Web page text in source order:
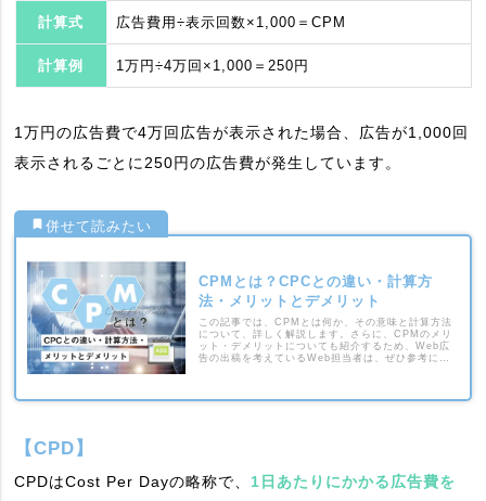
計算式 広告費用÷表示回数×1,000＝CPM
計算例 1万円÷4万回×1,000＝250円
1万円の広告費で4万回広告が表示された場合、広告が1,000回
表示されるごとに250円の広告費が発生しています。
CPMとは？CPCとの違い・計算方
法・メリットとデメリット
この記事では、CPMとは何か、その意味と計算方法
について、詳しく解説します。さらに、CPMのメリ
ット・デメリットについても紹介するため、Web広
告の出稿を考えているWeb担当者は、ぜひ参考にし
【CPD】
CPDはCost Per Dayの略称で、 1日あたりにかかる広告費を